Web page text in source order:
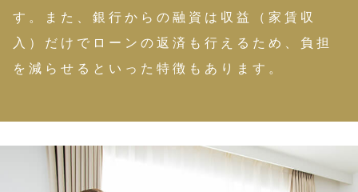
す。また、銀行からの融資は収益（家賃収
入）だけでローンの返済も行えるため、負担
を減らせるといった特徴もあります。